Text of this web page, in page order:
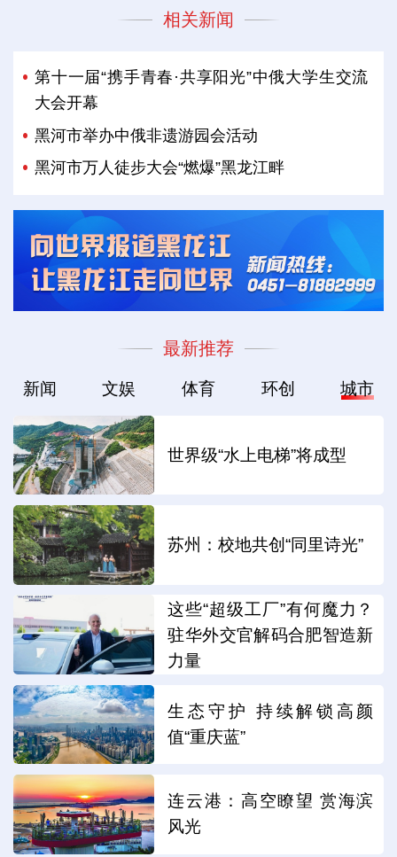
相关新闻
第十一届“携手青春·共享阳光”中俄大学生交流
大会开幕
黑河市举办中俄非遗游园会活动
黑河市万人徒步大会“燃爆”黑龙江畔
最新推荐
新闻 文娱 体育 环创 城市
世界级“水上电梯”将成型
苏州：校地共创“同里诗光”
这些“超级工厂”有何魔力？
驻华外交官解码合肥智造新
力量
生态守护 持续解锁高颜
值“重庆蓝”
连云港：高空瞭望 赏海滨
风光